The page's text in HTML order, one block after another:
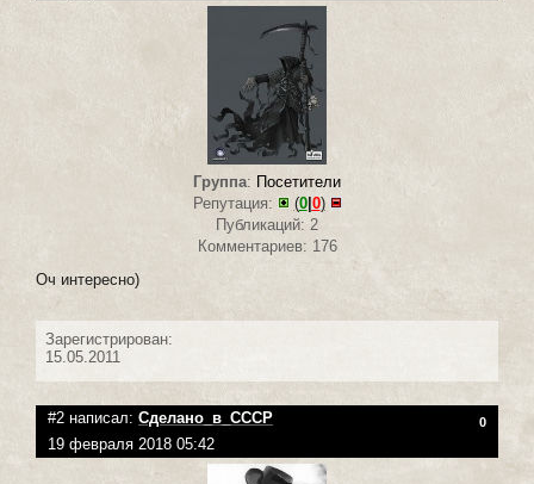
Группа: Посетители
Репутация:
(0| 0)
Публикаций: 2
Комментариев: 176
Оч интересно)
Зарегистрирован:
15.05.2011
#2 написал: Сделано_в_СССР 0
19 февраля 2018 05:42